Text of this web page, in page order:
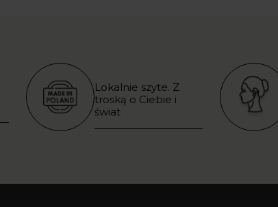
Lokalnie szyte. Z
troską o Ciebie i
świat